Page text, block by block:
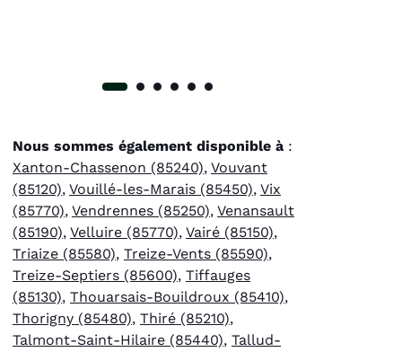
Nous sommes également disponible à :
Xanton-Chassenon (85240), Vouvant
(85120), Vouillé-les-Marais (85450), Vix
(85770), Vendrennes (85250), Venansault
(85190), Velluire (85770), Vairé (85150),
Triaize (85580), Treize-Vents (85590),
Treize-Septiers (85600), Tiffauges
(85130), Thouarsais-Bouildroux (85410),
Thorigny (85480), Thiré (85210),
Talmont-Saint-Hilaire (85440), Tallud-